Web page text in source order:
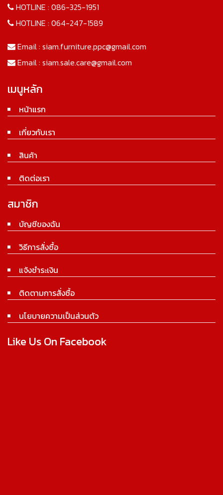
HOTLINE : 086-325-1951
HOTLINE : 064-247-1589
Email : siam.furniture.ppc@gmail.com
Email : siam.sale.care@gmail.com
เมนูหลัก
หน้าแรก
เกี่ยวกับเรา
สินค้า
ติดต่อเรา
สมาชิก
บัญชีของฉัน
วิธีการสั่งซื้อ
แจ้งชำระเงิน
ติดตามการสั่งซื้อ
นโยบายความเป็นส่วนตัว
Like Us On Facebook